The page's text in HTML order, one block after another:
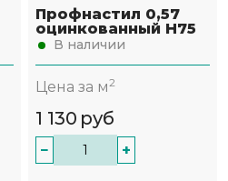
Профнастил 0,57
оцинкованный Н75
В наличии
Цена за м2
1 130 руб
− +